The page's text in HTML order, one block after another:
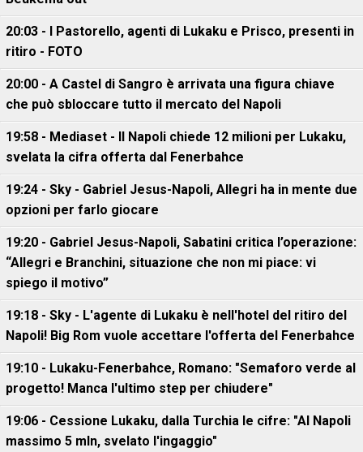
20:03 - I Pastorello, agenti di Lukaku e Prisco, presenti in
ritiro - FOTO
20:00 - A Castel di Sangro è arrivata una figura chiave
che può sbloccare tutto il mercato del Napoli
19:58 - Mediaset - Il Napoli chiede 12 milioni per Lukaku,
svelata la cifra offerta dal Fenerbahce
19:24 - Sky - Gabriel Jesus-Napoli, Allegri ha in mente due
opzioni per farlo giocare
19:20 - Gabriel Jesus-Napoli, Sabatini critica l’operazione:
“Allegri e Branchini, situazione che non mi piace: vi
spiego il motivo”
19:18 - Sky - L'agente di Lukaku è nell'hotel del ritiro del
Napoli! Big Rom vuole accettare l'offerta del Fenerbahce
19:10 - Lukaku-Fenerbahce, Romano: "Semaforo verde al
progetto! Manca l'ultimo step per chiudere"
19:06 - Cessione Lukaku, dalla Turchia le cifre: "Al Napoli
massimo 5 mln, svelato l'ingaggio"